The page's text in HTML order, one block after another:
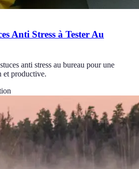
Anti Stress à Tester Au
anti stress au bureau pour une
et productive.